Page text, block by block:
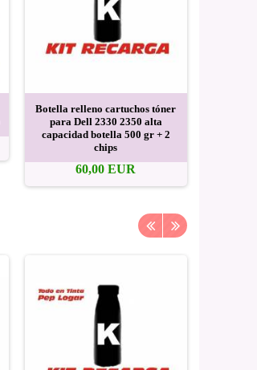
Botella relleno cartuchos tóner
para Dell 2330 2350 alta
capacidad botella 500 gr + 2
chips
60,00 EUR